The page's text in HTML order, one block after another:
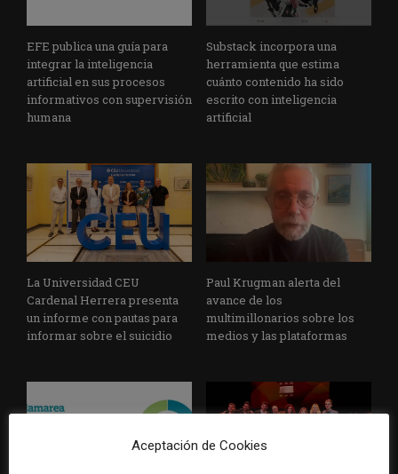
EFE publica una guía para
integrar la inteligencia
artificial en sus procesos
informativos con supervisión
humana
Substack incorpora una
herramienta que estima
cuánto contenido ha sido
escrito con inteligencia
artificial
La Universidad CEU
Cardenal Herrera presenta
un informe con pautas para
informar sobre el suicidio
Paul Krugman alerta del
avance de los
multimillonarios sobre los
medios y las plataformas
Aceptación de Cookies